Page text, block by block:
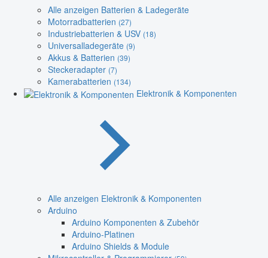
Alle anzeigen Batterien & Ladegeräte
Motorradbatterien (27)
Industriebatterien & USV (18)
Universalladegeräte (9)
Akkus & Batterien (39)
Steckeradapter (7)
Kamerabatterien (134)
Elektronik & Komponenten
Alle anzeigen Elektronik & Komponenten
Arduino
Arduino Komponenten & Zubehör
Arduino-Platinen
Arduino Shields & Module